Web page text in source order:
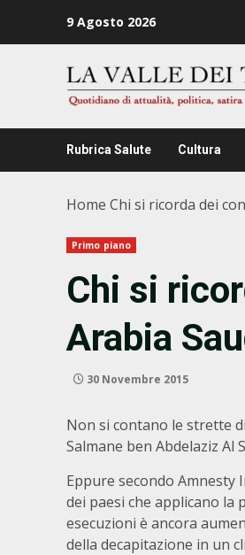
9 Agosto 2026
Rubrica Salute Cultura
Home Chi si ricorda dei
Primo piano
Chi si
Arabia
30 Novembre 2015
Non si contano le strette
Salmane ben Abdelaziz Al
Eppure secondo Amnesty
dei paesi che applicano la
esecuzioni è ancora
della decapitazione in un